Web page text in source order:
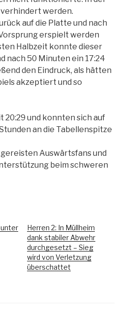
werden.
auf die Platte und nach
erspielt werden
Halbzeit konnte dieser
nach 50 Minuten ein 17:24
den Eindruck, als hätten
akzeptiert und so
20:29 und konnten sich auf
an die Tabellenspitze
Auswärtsfans und
beim schweren
Herren 2: In Müllheim
dank stabiler Abwehr
durchgesetzt – Sieg
wird von Verletzung
überschattet